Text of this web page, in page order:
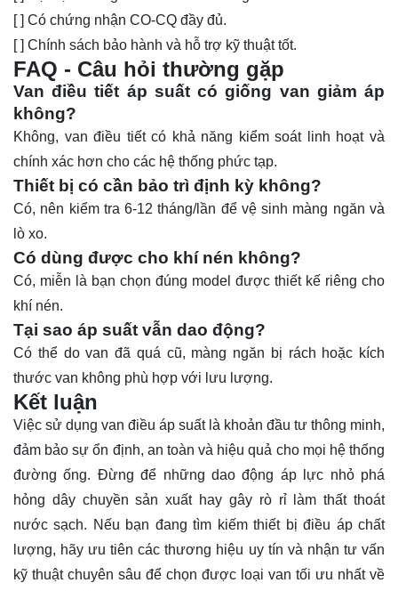
[ ] Có chứng nhận CO-CQ đầy đủ.
[ ] Chính sách bảo hành và hỗ trợ kỹ thuật tốt.
FAQ - Câu hỏi thường gặp
Van điều tiết áp suất có giống van giảm áp
không?
Không, van điều tiết có khả năng kiểm soát linh hoạt và
chính xác hơn cho các hệ thống phức tạp.
Thiết bị có cần bảo trì định kỳ không?
Có, nên kiểm tra 6-12 tháng/lần để vệ sinh màng ngăn và
lò xo.
Có dùng được cho khí nén không?
Có, miễn là bạn chọn đúng model được thiết kế riêng cho
khí nén.
Tại sao áp suất vẫn dao động?
Có thể do van đã quá cũ, màng ngăn bị rách hoặc kích
thước van không phù hợp với lưu lượng.
Kết luận
Việc sử dụng van điều áp suất là khoản đầu tư thông minh,
đảm bảo sự ổn định, an toàn và hiệu quả cho mọi hệ thống
đường ống. Đừng để những dao động áp lực nhỏ phá
hỏng dây chuyền sản xuất hay gây rò rỉ làm thất thoát
nước sạch. Nếu bạn đang tìm kiếm thiết bị điều áp chất
lượng, hãy ưu tiên các thương hiệu uy tín và nhận tư vấn
kỹ thuật chuyên sâu để chọn được loại van tối ưu nhất về